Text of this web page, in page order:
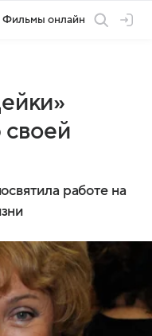
Фильмы онлайн
работе на